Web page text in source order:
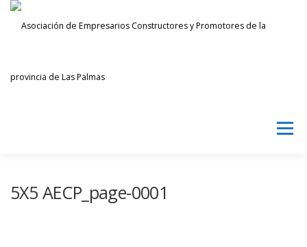
Saltar
Menú
5X5 AECP_page-0001